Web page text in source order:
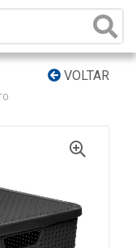
VOLTAR